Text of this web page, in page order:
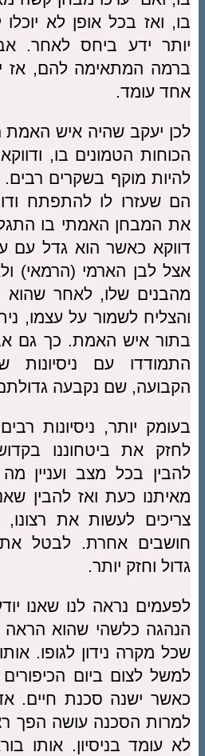
בו, ואז בכל אופן לא
יותר ידע ביחס לאחר.
ברמה המתאימה להם, אז
אחד עומד.
לכן יעקב שהיה איש האמת
הכוחות הטמונים בו,
להיות מוקף בשקרים
הם שעזרו לו להתפתח
את המבחן האמתי בו
דווקא כאשר הוא גדל עם
אצל לבן הארמי (הרמאי)
מהבנים שלו, לאחר
והצליח לשמור על עצמו,
בתור איש האמת. כך גם
התמודדו עם ניסיונות
הקבועה, שם נקבעה
בעומק יותר, ניסיונות
לחזק את ביטחוננו
להבין בכל מצב ועניין
מאיתנו כעת ואז להבין
צריכים לעשות את
חושבים אחרת. לבטל
גדול וחזק יותר.
לפעמים נראה לנו שאנו
הנהגה כלשהי שהוא
שכל מקרה נידון לגופו.
למשל לצום ביום הכיפורים
כאשר ישנה סכנת חיים.
למרות הסכנה עושה הפך
לא עומד בניסיון. אותו